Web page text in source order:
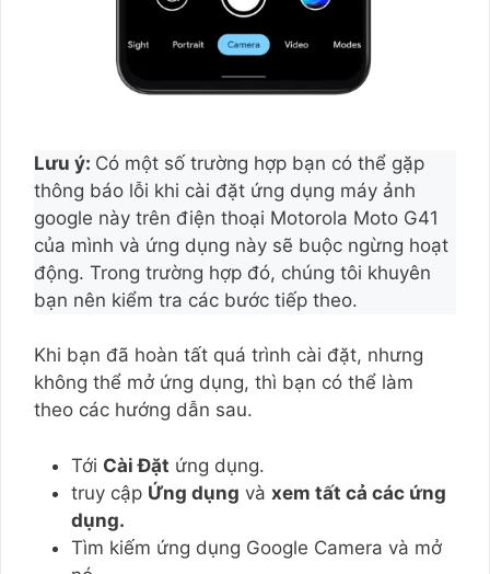
Lưu ý: Có một số trường hợp bạn có thể gặp
thông báo lỗi khi cài đặt ứng dụng máy ảnh
google này trên điện thoại Motorola Moto G41
của mình và ứng dụng này sẽ buộc ngừng hoạt
động. Trong trường hợp đó, chúng tôi khuyên
bạn nên kiểm tra các bước tiếp theo.
Khi bạn đã hoàn tất quá trình cài đặt, nhưng
không thể mở ứng dụng, thì bạn có thể làm
theo các hướng dẫn sau.
Tới Cài Đặt ứng dụng.
truy cập Ứng dụng và xem tất cả các ứng
dụng.
Tìm kiếm ứng dụng Google Camera và mở